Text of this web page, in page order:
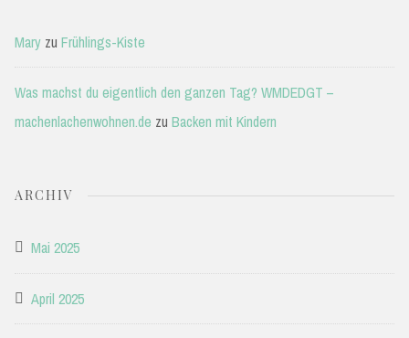
Mary zu Frühlings-Kiste
Was machst du eigentlich den ganzen Tag? WMDEDGT –
machenlachenwohnen.de zu Backen mit Kindern
ARCHIV
Mai 2025
April 2025